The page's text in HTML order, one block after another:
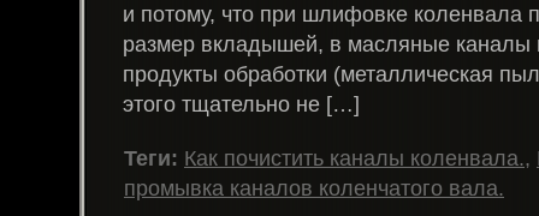
и потому, что при шлифовке коленвала
размер вкладышей, в масляные каналы
продукты обработки (металлическая
этого тщательно не […]
Теги: Как почистить каналы коленвала.,
промывка каналов коленчатого вала.